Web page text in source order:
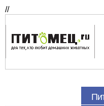
//